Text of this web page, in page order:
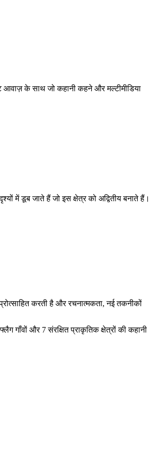
आवाज़ के साथ जो कहानी कहने और मल्टीमीडिया
में डूब जाते हैं जो इस क्षेत्र को अद्वितीय बनाते हैं।
करती है और रचनात्मकता, नई तकनीकों
गाँवों और 7 संरक्षित प्राकृतिक क्षेत्रों की कहानी